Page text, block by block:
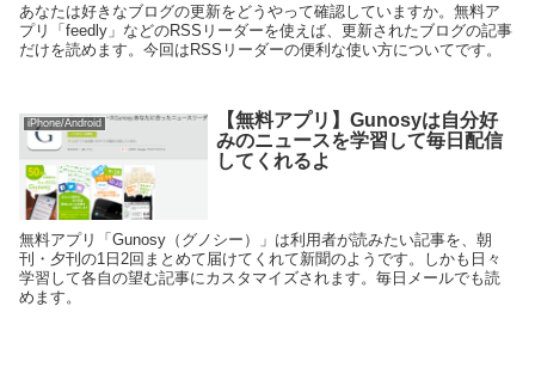
あなたは好きなブログの更新をどうやって確認していますか。無料ア
プリ「feedly」などのRSSリーダーを使えば、更新されたブログの記事
だけを読めます。今回はRSSリーダーの便利な使い方についてです。
iPhone/Android
【無料アプリ】Gunosyは自分好
みのニュースを学習して毎日配信
してくれるよ
無料アプリ「Gunosy（グノシー）」は利用者が読みたい記事を、朝
刊・夕刊の1日2回まとめて届けてくれて新聞のようです。しかも日々
学習して各自の望む記事にカスタマイズされます。毎日メールでも読
めます。